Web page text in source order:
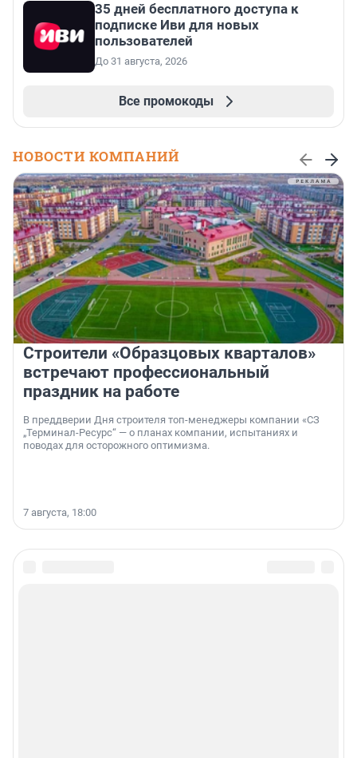
35 дней бесплатного доступа к
подписке Иви для новых
пользователей
До 31 августа, 2026
Все промокоды
НОВОСТИ КОМПАНИЙ
Строители «Образцовых кварталов»
встречают профессиональный
праздник на работе
В преддверии Дня строителя топ-менеджеры компании «СЗ
„Терминал-Ресурс“ — о планах компании, испытаниях и
поводах для осторожного оптимизма.
7 августа, 18:00